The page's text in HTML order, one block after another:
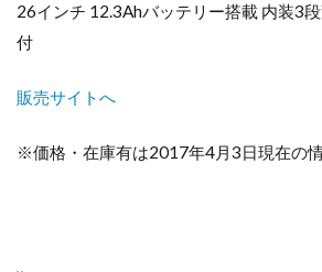
26インチ 12.3Ahバッテリー搭載 内装3
付
販売サイトへ
※価格・在庫有は2017年4月3日現在の情